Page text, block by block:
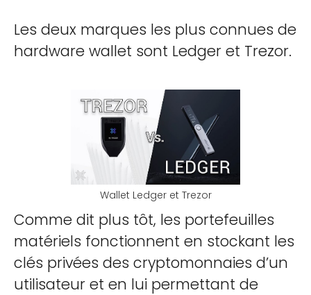
Les deux marques les plus connues de
hardware wallet sont Ledger et Trezor.
Wallet Ledger et Trezor
Comme dit plus tôt, les portefeuilles
matériels fonctionnent en stockant les
clés privées des cryptomonnaies d’un
utilisateur et en lui permettant de